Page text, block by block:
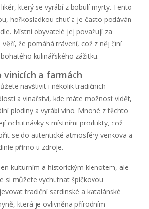
který se vyrábí z bobulí myrty. Tento
hořkosladkou chuť a je často podáván
Místní obyvatelé jej považují za
věří, že pomáhá trávení, což z něj činí
kulinářského zážitku.
vinicích a farmách
navštívit i několik tradičních
a vinařství, kde máte možnost vidět,
plodiny a vyrábí víno. Mnohé z těchto
ochutnávky s místními produkty, což
se do autentické atmosféry venkova a
přímo u zdroje.
kulturním a historickým klenotem, ale
si můžete vychutnat špičkovou
tradiční sardinské a katalánské
která je ovlivněna přírodním